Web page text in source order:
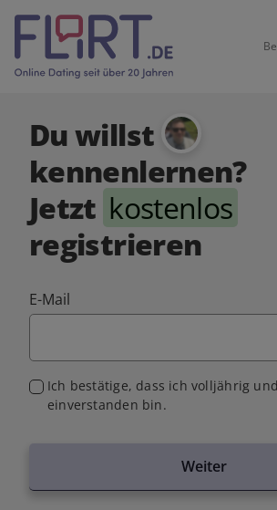
Du willst
kennenlernen?
Jetzt kostenlos
registrieren
E-Mail
Ich bestätige, dass ich volljährig
einverstanden bin.
Weiter